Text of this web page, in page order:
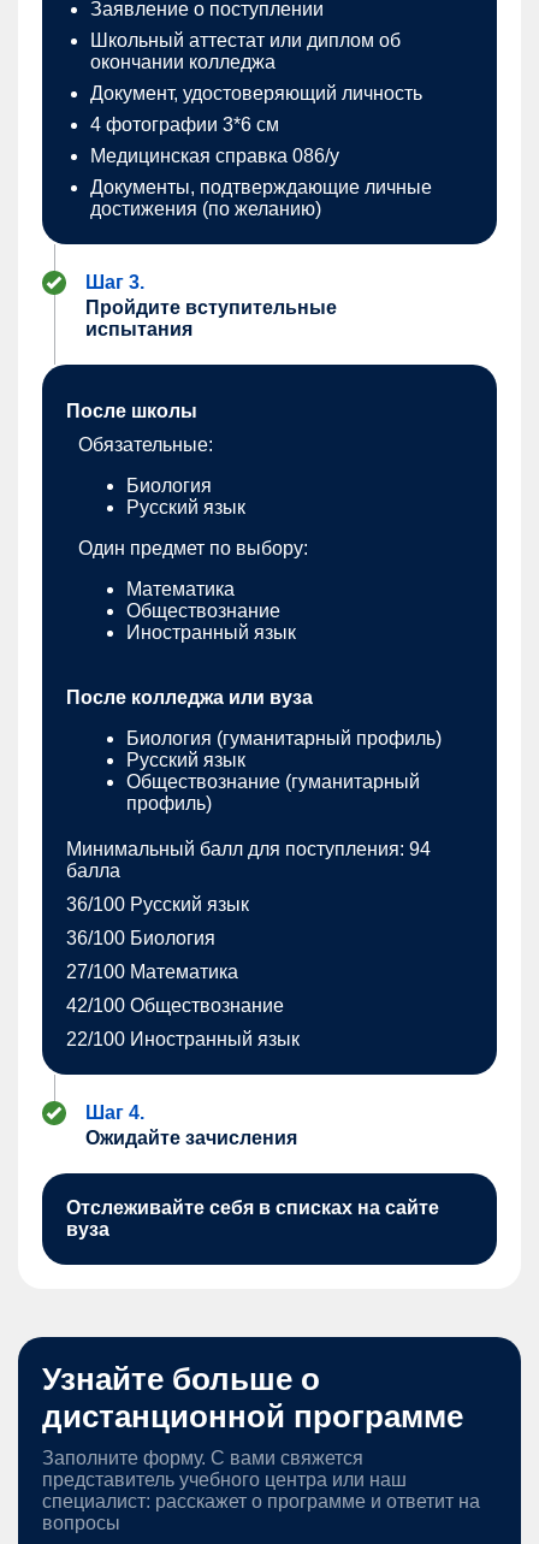
Заявление о поступлении
Школьный аттестат или диплом об
окончании колледжа
Документ, удостоверяющий личность
4 фотографии 3*6 см
Медицинская справка 086/у
Документы, подтверждающие личные
достижения (по желанию)
Шаг 3.
Пройдите вступительные
испытания
После школы
Обязательные:
Биология
Русский язык
Один предмет по выбору:
Математика
Обществознание
Иностранный язык
После колледжа или вуза
Биология (гуманитарный профиль)
Русский язык
Обществознание (гуманитарный
профиль)
Минимальный балл для поступления: 94
балла
36/100 Русский язык
36/100 Биология
27/100 Математика
42/100 Обществознание
22/100 Иностранный язык
Шаг 4.
Ожидайте зачисления
Отслеживайте себя в списках на сайте
вуза
Узнайте больше о
дистанционной программе
Заполните форму. С вами свяжется
представитель учебного центра или наш
специалист: расскажет о программе и ответит на
вопросы